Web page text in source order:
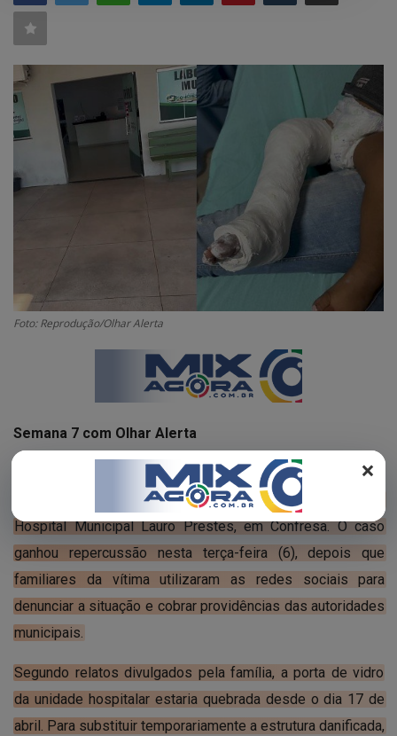
SAÚDE
MEIO AMBIENTE
COMO ANUNCIAR
EDUCAÇÃO
QUEM SOMOS
CONTATO
MIX AGORA TV
×
Foto: Reprodução/Olhar Alerta
Semana 7 com Olhar Alerta
Uma criança de apenas 1 ano sofreu uma fratura na perna
após ser atingida por uma estrutura provisória instalada no
Hospital Municipal Lauro Prestes, em Confresa. O caso
ganhou repercussão nesta terça-feira (6), depois que
familiares da vítima utilizaram as redes sociais para
denunciar a situação e cobrar providências das autoridades
municipais.
Segundo relatos divulgados pela família, a porta de vidro
da unidade hospitalar estaria quebrada desde o dia 17 de
abril. Para substituir temporariamente a estrutura danificada,